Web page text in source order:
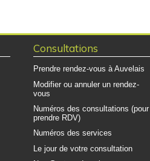
Consultations
Prendre rendez-vous à Auvelais
Modifier ou annuler un rendez-
vous
Numéros des consultations (pour
prendre RDV)
Numéros des services
Le jour de votre consultation